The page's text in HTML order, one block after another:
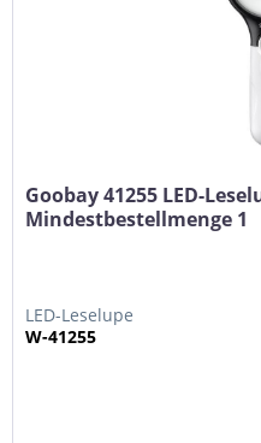
Goobay 41255 LED-
Mindestbestellmenge 1
LED-Leselupe
W-41255